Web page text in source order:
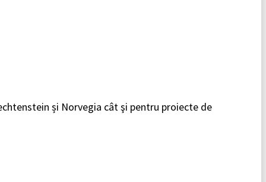
și Norvegia cât şi pentru proiecte de